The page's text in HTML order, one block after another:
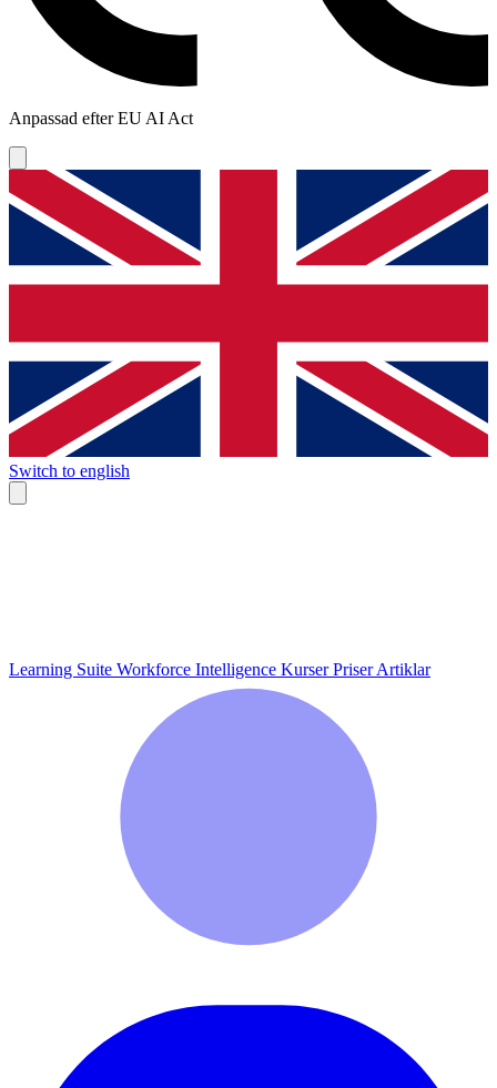
Anpassad efter EU AI Act
Switch to english
Learning Suite Workforce Intelligence KurserPriserArtiklar